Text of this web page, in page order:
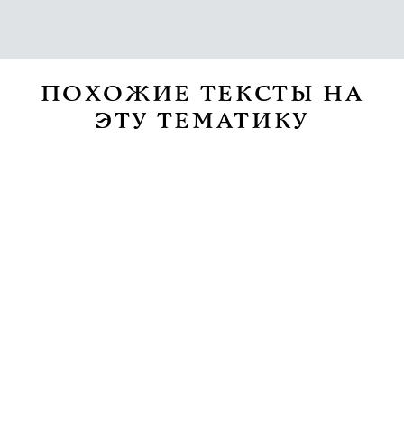
ПОХОЖИЕ ТЕКСТЫ НА
ЭТУ ТЕМАТИКУ